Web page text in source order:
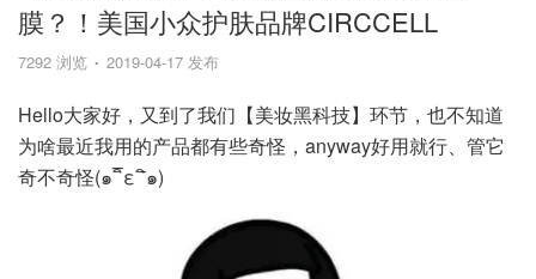
膜？！美国小众护肤品牌CIRCCELL
7292 浏览 2019-04-17 发布
Hello大家好，又到了我们【美妆黑科技】环节，也不知道
为啥最近我用的产品都有些奇怪，anyway好用就行、管它
奇不奇怪(๑¯ิε ¯ิ๑)